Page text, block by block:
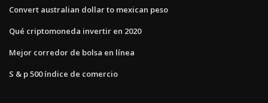
Convert australian dollar to mexican peso
Qué criptomoneda invertir en 2020
Mejor corredor de bolsa en línea
S & p 500 índice de comercio